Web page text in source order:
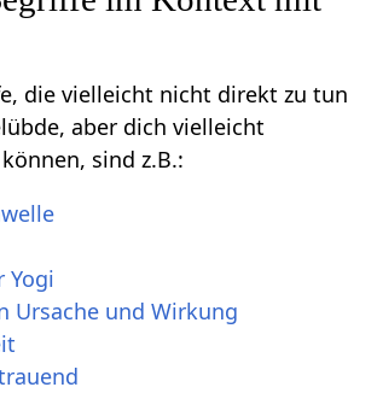
die vielleicht nicht direkt zu tun
aber dich vielleicht
sind z.B.:
Gedankenwelle‏‎
Gottesvertrauen‏‎d